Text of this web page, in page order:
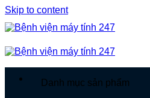
Skip to content
Danh mục sản phẩm